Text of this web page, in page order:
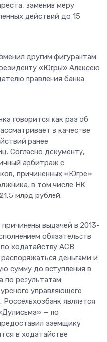
заменив меру
действий до 15
другим фигурантам
«Югры» Алексею
правления банка
говорится как раз об
в качестве
ранее
Согласно документу,
арбитраж с
причиненных «Югре»
в том числе НК
млрд рублей.
выдачей в 2013-
обязательств
ходатайству АСВ
деньгами и
сумму до вступления в
по результатам
управляющего
является
— по
заемщику
в ходатайстве